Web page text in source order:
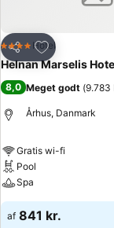
Del
Føj til
4 StjernerHotel
Helnan Marselis
8,0 Meget godt (9.783
Århus, Danmark
Gratis wi-fi
Pool
Spa
af 841 kr.